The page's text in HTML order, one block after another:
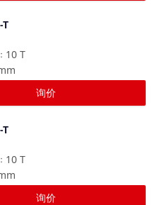
T
10 T
：
询价
T
10 T
：
询价